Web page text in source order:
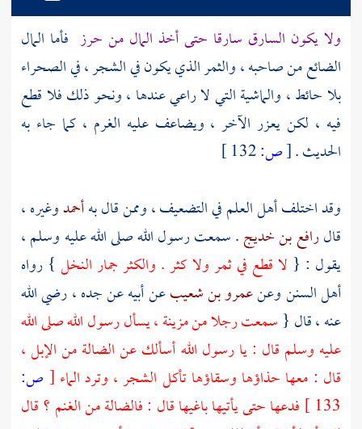
ولا يكون السارق سارقا حتى أخذ المال من حرز فأما المال
الضائع من صاحبه ، والثمر الذي يكون في الشجر ، في الصحراء
بلا حائط ، والماشية التي لا راعي عندها ، ونحو ذلك فلا قطع
فيه ، لكن يعزر الآخر ، ويضاعف عليه الغرم ، كما جاء به
الحديث .[ص:
وقد اختلف أهل العلم في التضعيف ، وممن قال بهأحمدوغيره ،
قالرافع بن خديج. سمعت رسول الله صلى الله عليه وسلم ،
يقول : { لا قطع في ثمر ولا كثر . والكثر جمار النخل } رواه
أهل السنن وعنعمرو بن شعيبعن أبيه عن جده ، رضي الله
عنه ، قال { سمعت رجلا من مزينة ، يسأل رسول الله صلى الله
عليه وسلم قال : يا رسول الله أسألك عن الضالة من الإبل ،
قال : معها حذاؤها وسقاؤها تأكل الشجر ، وترد الماء [ ص:
133 ] فدعها حتى يأتيها باغيها قال : فالضالة من الغنم ؟ قال